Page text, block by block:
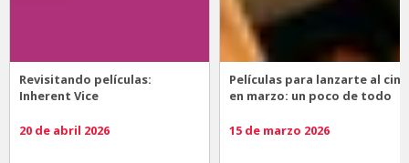
Revisitando películas:
Inherent Vice
20 de abril 2026
Películas para lanzarte al cine
en marzo: un poco de todo
15 de marzo 2026